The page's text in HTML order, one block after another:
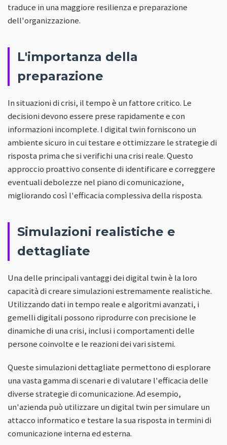
traduce in una maggiore resilienza e preparazione
dell'organizzazione.
L'importanza della
preparazione
In situazioni di crisi, il tempo è un fattore critico. Le
decisioni devono essere prese rapidamente e con
informazioni incomplete. I digital twin forniscono un
ambiente sicuro in cui testare e ottimizzare le strategie di
risposta prima che si verifichi una crisi reale. Questo
approccio proattivo consente di identificare e correggere
eventuali debolezze nel piano di comunicazione,
migliorando così l'efficacia complessiva della risposta.
Simulazioni realistiche e
dettagliate
Una delle principali vantaggi dei digital twin è la loro
capacità di creare simulazioni estremamente realistiche.
Utilizzando dati in tempo reale e algoritmi avanzati, i
gemelli digitali possono riprodurre con precisione le
dinamiche di una crisi, inclusi i comportamenti delle
persone coinvolte e le reazioni dei vari sistemi.
Queste simulazioni dettagliate permettono di esplorare
una vasta gamma di scenari e di valutare l'efficacia delle
diverse strategie di comunicazione. Ad esempio,
un'azienda può utilizzare un digital twin per simulare un
attacco informatico e testare la sua risposta in termini di
comunicazione interna ed esterna.